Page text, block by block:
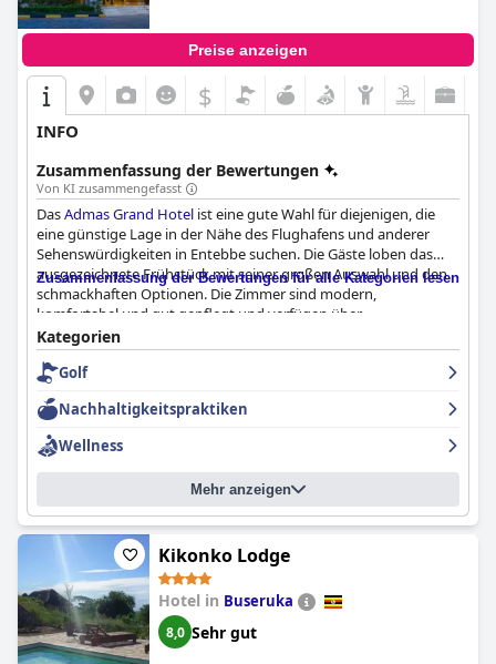
Preise anzeigen
$
INFO
Zusammenfassung der Bewertungen
Von KI zusammengefasst
DasAdmas Grand Hotel ist eine gute Wahl für diejenigen, die
eine günstige Lage in der Nähe des Flughafens und anderer
Sehenswürdigkeiten in Entebbe suchen. Die Gäste loben das
ausgezeichnete Frühstück mit seiner großen Auswahl und den
schmackhaften Optionen. Die Zimmer sind modern,
komfortabel und gut gepflegt und verfügen über
Annehmlichkeiten wie Fernseher, Haartrockner und
Kaffee-/Teekocher. Das Hotel ist auch für seine
außergewöhnliche Sauberkeit mit makellosen Badezimmern
und frischer Bettwäsche bekannt. Das Personal ist freundlich,
hilfsbereit und professionell, wobei der General Manager, Sam,
für seine zuvorkommende und gastfreundliche Art besonders
hervorzuheben ist. Die Betten sind unglaublich bequem und
sorgen dafür, dass die Gäste erfrischt und verjüngt aufwachen.
Admas Grand Hotel
Preis-Leistungs-Verhältnis und einen angenehmen und
zufriedenstellenden Aufenthalt.
Zusammenfassung der Bewertungen für alle Kategorien lesen
Kategorien
Golf
Nachhaltigkeitspraktiken
Wellness
Mehr anzeigen
Kikonko Lodge
Hotel in Buseruka
8,0 Sehr gut